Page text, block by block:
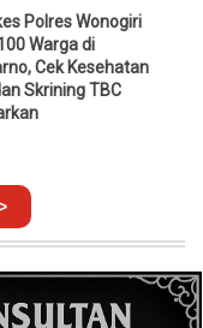
Polres Wonogiri
Warga di
Cek Kesehatan
Skrining TBC